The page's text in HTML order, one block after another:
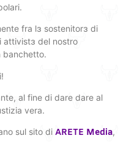
fra lɜ sostenitorɜ di
attivistɜ del nostro
banchetto.
al fine di dare dare al
vera.
sul sito di ARETE Media,